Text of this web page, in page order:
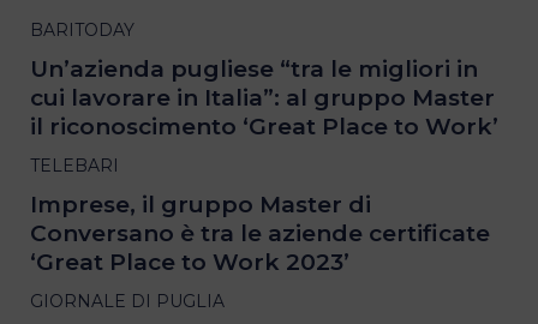
BARITODAY
Un’azienda pugliese “tra le migliori in
cui lavorare in Italia”: al gruppo Master
il riconoscimento ‘Great Place to Work’
TELEBARI
Imprese, il gruppo Master di
Conversano è tra le aziende certificate
‘Great Place to Work 2023’
GIORNALE DI PUGLIA